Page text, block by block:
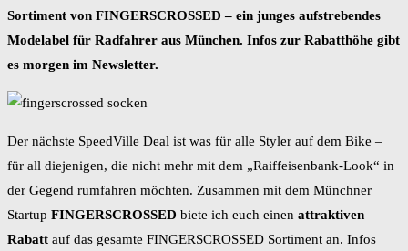
Sortiment von FINGERSCROSSED – ein junges aufstrebendes
Modelabel für Radfahrer aus München. Infos zur Rabatthöhe gibt
es morgen im Newsletter.
Der nächste SpeedVille Deal ist was für alle Styler auf dem Bike –
für all diejenigen, die nicht mehr mit dem „Raiffeisenbank-Look“ in
der Gegend rumfahren möchten. Zusammen mit dem Münchner
Startup FINGERSCROSSED biete ich euch einen attraktiven
Rabatt auf das gesamte FINGERSCROSSED Sortiment an. Infos